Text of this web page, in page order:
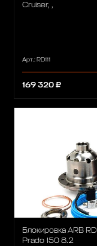
Cruiser, ,
Арт.: RD111
169 320 ₽
Блокировка ARB
Prado 150 8.2